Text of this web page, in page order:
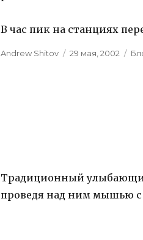
В час пик на станциях
Author
Andrew Shitov
Posted
29 мая, 2002
Традиционный
проведя над ним мышью